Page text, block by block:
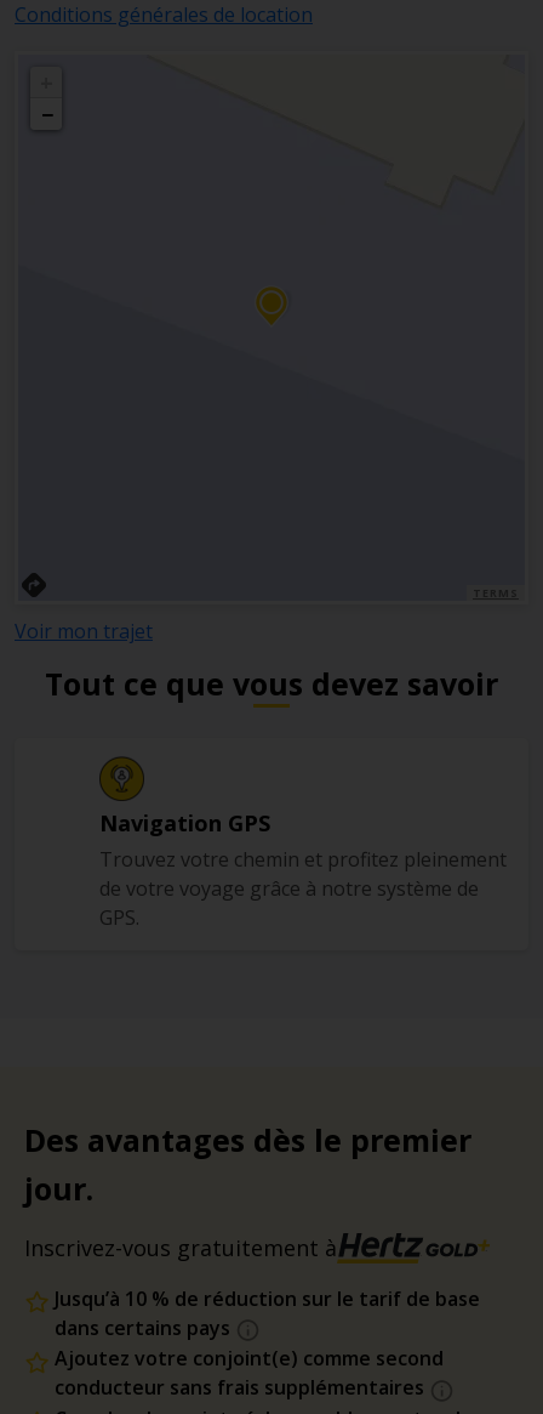
Conditions générales de location
−
Voir mon trajet
Tout ce que vous devez savoir
Navigation GPS
Trouvez votre chemin et profitez pleinement
de votre voyage grâce à notre système de
GPS.
Des avantages dès le premier
jour.
Inscrivez-vous gratuitement à
Jusqu’à 10 % de réduction sur le tarif de base
dans certains pays
Ajoutez votre conjoint(e) comme second
conducteur sans frais supplémentaires